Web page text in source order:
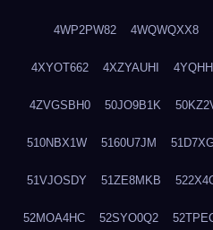
4WP2PW82 4WQWQXX8
4XYOT662 4XZYAUHI
4ZVGSBH0 50JO9B1K
510NBX1W 5160U7JM
51VJOSDY 51ZE8MKB
52MOA4HC 52SYO0Q2